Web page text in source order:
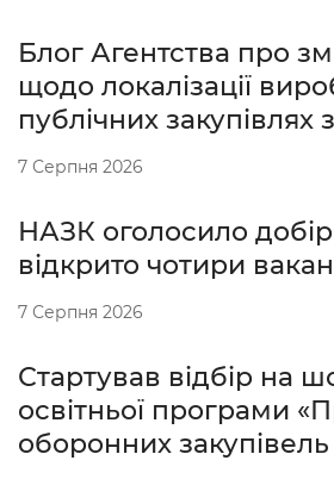
Блог Агентства про
щодо локалізації
публічних закупівлях
7 Серпня 2026
НАЗК оголосило добір
відкрито чотири
7 Серпня 2026
Стартував відбір на
освітньої програми
оборонних закупівель